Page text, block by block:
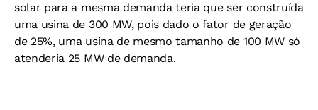
solar para a mesma demanda teria que ser construída
uma usina de 300 MW, pois dado o fator de geração
de 25%, uma usina de mesmo tamanho de 100 MW só
atenderia 25 MW de demanda.